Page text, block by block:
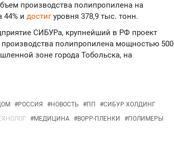
производства полипропилена на
44% и достигуровня 378,9 тыс. тонн.
СИБУРа, крупнейший в РФ проект
полипропилена мощностью 500
зоне города Тобольска, на
#РОССИЯ #НОВОСТЬ #ПП #СИБУР ХОЛДИНГ
#МЕДИЦИНА #BOPP-ПЛЕНКИ #ПОЛИМЕРЫ